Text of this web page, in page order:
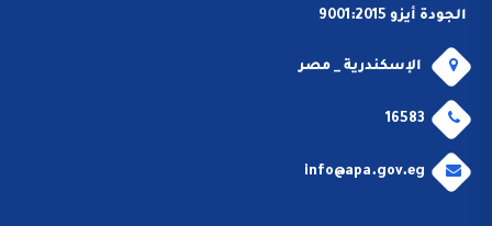
الجودة أيزو 9001:2015
الإسكندرية _ مصر
16583
info@apa.gov.eg